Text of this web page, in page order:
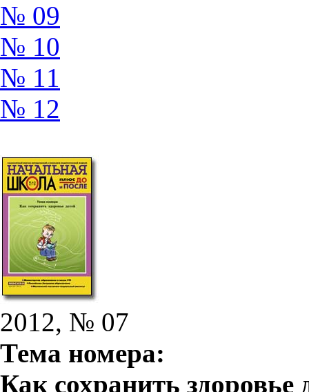
№ 09
№ 10
№ 11
№ 12
2012, № 07
Тема номера:
Как сохранить здоровье